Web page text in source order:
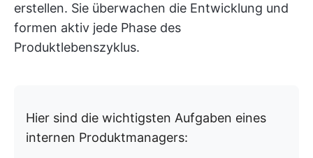
erstellen. Sie überwachen die Entwicklung und
formen aktiv jede Phase des
Produktlebenszyklus.
Hier sind die wichtigsten Aufgaben eines
internen Produktmanagers: